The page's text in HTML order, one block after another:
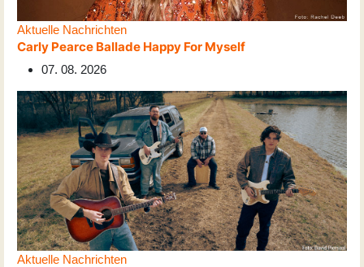
Aktuelle Nachrichten
Carly Pearce Ballade Happy For Myself
07. 08. 2026
Aktuelle Nachrichten